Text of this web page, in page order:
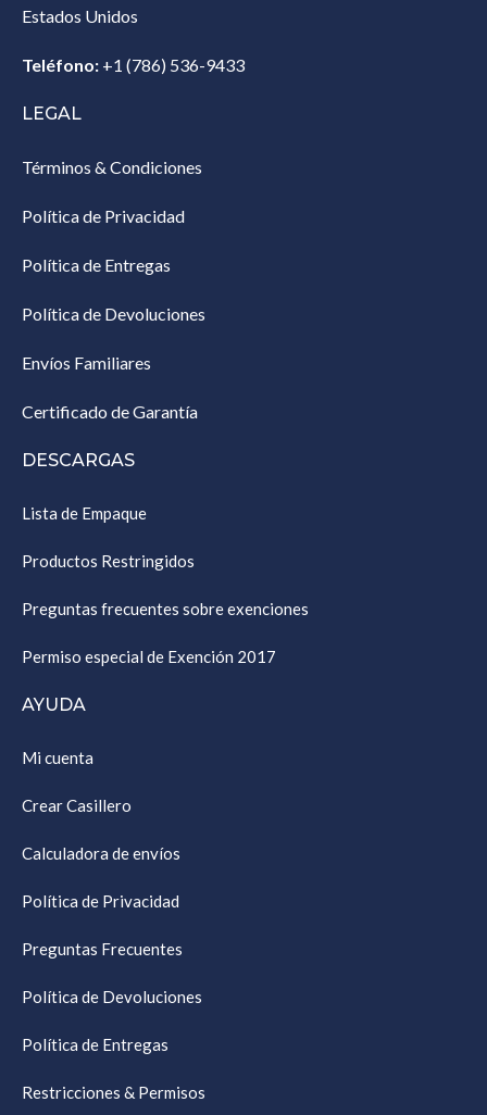
Estados Unidos‎
Teléfono: +1 (786) 536-9433‎
LEGAL
Términos & Condiciones
Política de Privacidad
Política de Entregas
Política de Devoluciones
Envíos Familiares
Certificado de Garantía
DESCARGAS
Lista de Empaque
Productos Restringidos
Preguntas frecuentes sobre exenciones
Permiso especial de Exención 2017
AYUDA
Mi cuenta
Crear Casillero
Calculadora de envíos
Política de Privacidad
Preguntas Frecuentes
Política de Devoluciones
Política de Entregas
Restricciones & Permisos